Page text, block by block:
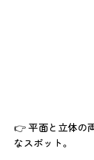
👉 平面と立体の
なスポット。